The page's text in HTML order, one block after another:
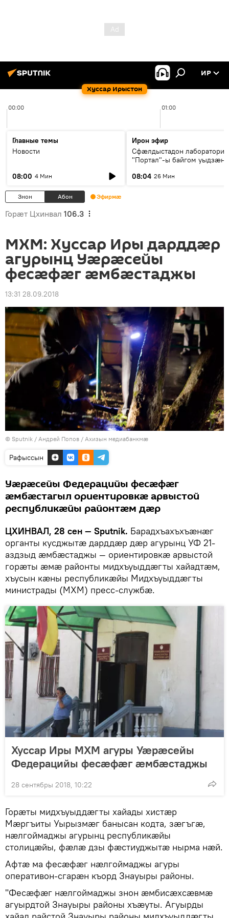
Хуссар Ирыстон
ИР
00:00 01:00
Главные темы
Новости
08:00 4 Мин
Ирон эфир
Сфæлдыстадон лаборатори
"Портал"-ы байгом уыдзæн
Æхсары куыстыты равдыст
08:04 26 Мин
Знон Абон Эфирмæ
Горӕт Цхинвал 106.3
МХМ: Хуссар Иры дарддӕр
агурынц Уӕрӕсейы
фесӕфӕг ӕмбӕстаджы
13:31 28.09.2018
© Sputnik / Андрей Попов / Ахизын медиабанкмæ
Рафыссын
Уӕрӕсейы Федерацийы фесӕфӕг
ӕмбӕстагыл ориентировкӕ арвыстой
республикӕйы районтӕм дӕр
ЦХИНВАЛ, 28 сен — Sputnik. Барадхъахъхъӕнӕг
органты кусджытӕ дарддӕр дӕр агурынц УФ 21-
аздзыд ӕмбӕстаджы — ориентировкӕ арвыстой
горӕты ӕмӕ районты мидхъуыддӕгты хайадтӕм,
хъусын кӕны республикӕйы Мидхъуыддӕгты
министрады (МХМ) пресс-службӕ.
Хуссар Иры МХМ агуры Уӕрӕсейы
Федерацийы фесӕфӕг ӕмбӕстаджы
28 сентябры 2018, 10:22
Горӕты мидхъуыддӕгты хайады хистӕр
Мӕргъиты Уырызмӕг банысан кодта, зӕгъгӕ,
нӕлгоймаджы агурынц республикӕйы
столицӕйы, фӕлӕ дзы фӕстиуджытӕ нырма нӕй.
Афтӕ ма фесӕфӕг нӕлгоймаджы агуры
оперативон-сгарӕн къорд Знауыры районы.
"Фесӕфӕг нӕлгоймаджы знон ӕмбисӕхсӕвмӕ
агуырдтой Знауыры районы хъӕуты. Агуырды